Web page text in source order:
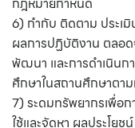
6) กำกับ ติดตาม ประเ
ผลการปฏิบัติงาน ตลอ
พัฒนา และการดําเนินก
ศึกษาในสถานศึกษาตา
7) ระดมทรัพยากรเพื่อ
ใช้และจัดหา ผลประโย